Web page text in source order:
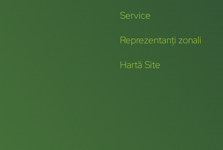
Service
Reprezentanți zonali
Hartă Site